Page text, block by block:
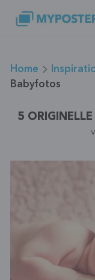
Inhalt
springen
Home
Babyfotos
5